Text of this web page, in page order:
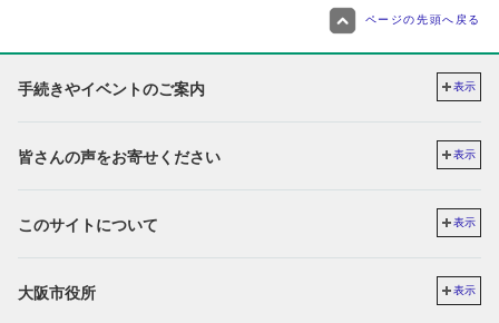
ページの先頭へ戻る
手続きやイベントのご案内 表示
皆さんの声をお寄せください 表示
このサイトについて 表示
大阪市役所 表示